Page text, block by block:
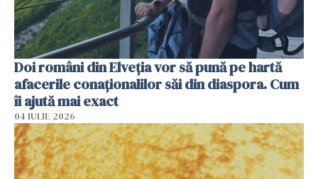
Doi români din Elveția vor să pună pe hartă
afacerile conaționalilor săi din diaspora. Cum
îi ajută mai exact
04 IULIE 2026